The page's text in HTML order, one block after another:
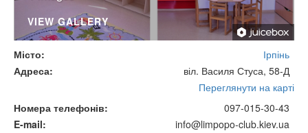
VIEW GALLERY
Місто
Ірпінь
Адреса
віл. Василя Стуса, 58-Д
Переглянути на карті
Номера телефонів
097-015-30-43
E-mail
info@limpopo-club.kiev.ua